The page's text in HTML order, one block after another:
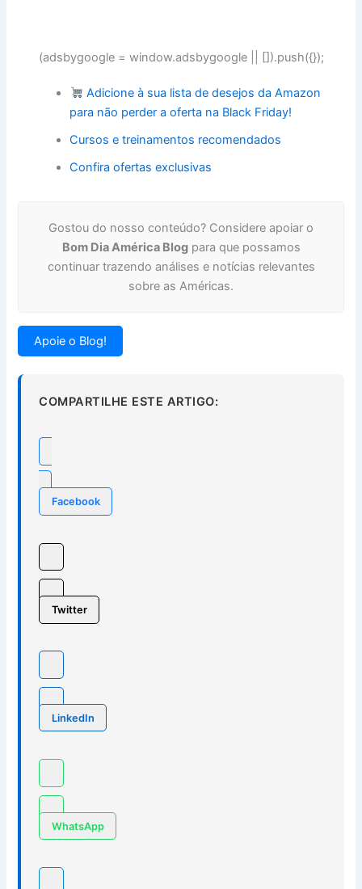
(adsbygoogle = window.adsbygoogle || []).push({});
Adicione à sua lista de desejos da Amazon
para não perder a oferta na Black Friday!
Cursos e treinamentos recomendados
Confira ofertas exclusivas
Gostou do nosso conteúdo? Considere apoiar o
Bom Dia América Blogpara que possamos
continuar trazendo análises e notícias relevantes
sobre as Américas.
Apoie o Blog!
COMPARTILHE ESTE ARTIGO:
Facebook
Twitter
LinkedIn
WhatsApp